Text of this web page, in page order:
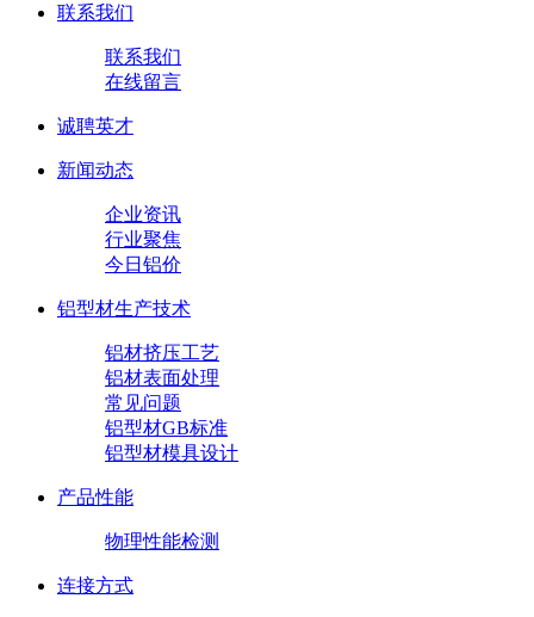
联系我们
联系我们
在线留言
诚聘英才
新闻动态
企业资讯
行业聚焦
今日铝价
铝型材生产技术
铝材挤压工艺
铝材表面处理
常见问题
铝型材GB标准
铝型材模具设计
产品性能
物理性能检测
连接方式